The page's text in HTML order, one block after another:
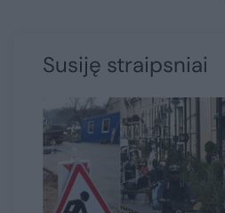
Susiję straipsniai